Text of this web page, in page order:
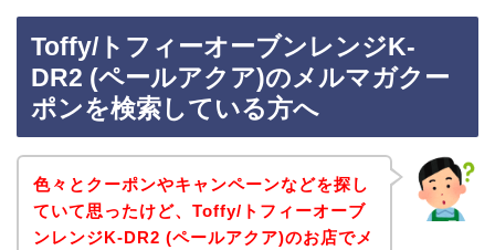
Toffy/トフィーオーブンレンジK-
DR2 (ペールアクア)のメルマガクー
ポンを検索している方へ
色々とクーポンやキャンペーンなどを探し
ていて思ったけど、Toffy/トフィーオーブ
ンレンジK-DR2 (ペールアクア)のお店でメ